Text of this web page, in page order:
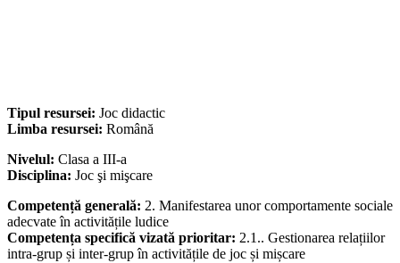
Tipul resursei: Joc didactic
Limba resursei: Română
Nivelul: Clasa a III-a
Disciplina: Joc şi mişcare
Competență generală: 2. Manifestarea unor comportamente sociale
adecvate în activitățile ludice
Competența specifică vizată prioritar: 2.1.. Gestionarea relațiilor
intra-grup și inter-grup în activitățile de joc și mișcare